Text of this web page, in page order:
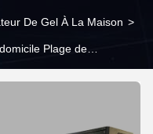
De Gel À La Maison >
Plage de